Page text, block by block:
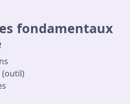
fondamentaux
(outil)